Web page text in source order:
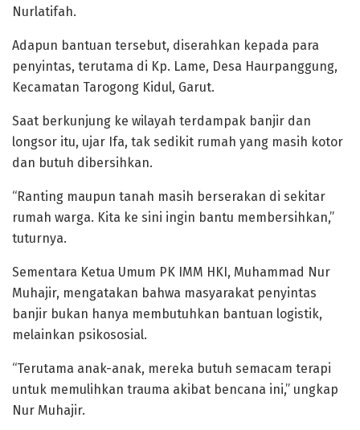
Nurlatifah.
Adapun bantuan tersebut, diserahkan kepada para
penyintas, terutama di Kp. Lame, Desa Haurpanggung,
Kecamatan Tarogong Kidul, Garut.
Saat berkunjung ke wilayah terdampak banjir dan
longsor itu, ujar Ifa, tak sedikit rumah yang masih kotor
dan butuh dibersihkan.
“Ranting maupun tanah masih berserakan di sekitar
rumah warga. Kita ke sini ingin bantu membersihkan,”
tuturnya.
Sementara Ketua Umum PK IMM HKI, Muhammad Nur
Muhajir, mengatakan bahwa masyarakat penyintas
banjir bukan hanya membutuhkan bantuan logistik,
melainkan psikososial.
“Terutama anak-anak, mereka butuh semacam terapi
untuk memulihkan trauma akibat bencana ini,” ungkap
Nur Muhajir.